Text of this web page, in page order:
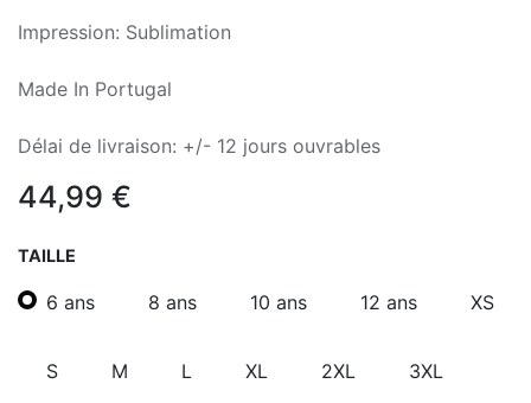
Impression: Sublimation
Made In Portugal
Délai de livraison: +/- 12 jours ouvrables
44,99 €
TAILLE
6 ans 8 ans 10 ans 12 ans XS
S M L XL 2XL 3XL